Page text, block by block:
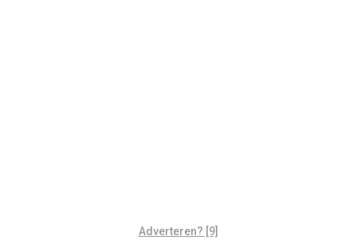
Adverteren? [9]